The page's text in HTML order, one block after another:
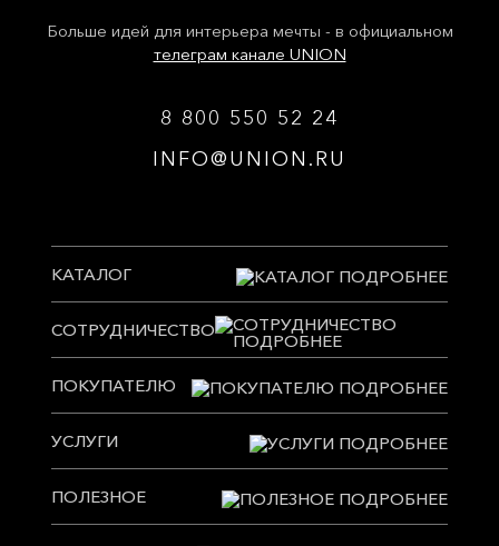
Больше идей для интерьера мечты - в официальном
телеграм канале UNION
8 800 550 52 24
INFO@UNION.RU
КАТАЛОГ
СОТРУДНИЧЕСТВО
ПОКУПАТЕЛЮ
УСЛУГИ
ПОЛЕЗНОЕ